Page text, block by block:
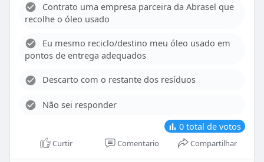
Contrato uma empresa parceira da Abrasel que
recolhe o óleo usado
Eu mesmo reciclo/destino meu óleo usado em
pontos de entrega adequados
Descarto com o restante dos resíduos
Não sei responder
0 total de votos
Curtir Comentario Compartilhar